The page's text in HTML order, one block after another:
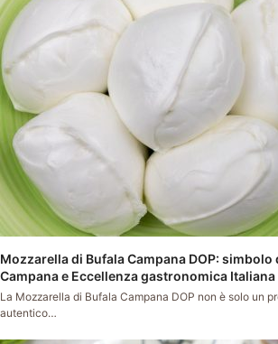
Mozzarella di Bufala Campana DOP:
Campana e Eccellenza gastronomica Italiana
La Mozzarella di Bufala Campana DOP non è solo un
autentico…